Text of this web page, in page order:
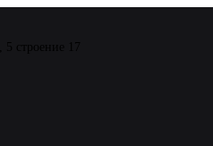
строение 17